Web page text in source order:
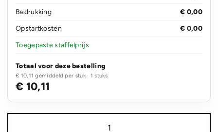
Bedrukking
€ 0,00
Opstartkosten
€ 0,00
Toegepaste staffelprijs
Totaal voor deze bestelling
€ 10,11 gemiddeld per stuk · 1 stuks
€ 10,11
dubbelwandige